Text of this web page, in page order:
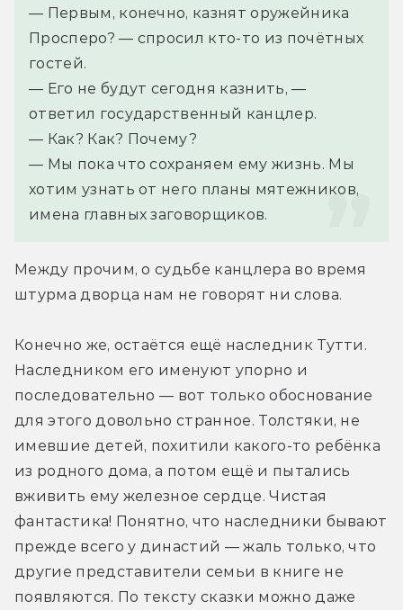
— Первым, конечно, казнят оружейника
Просперо? — спросил кто-то из почётных
гостей.
— Его не будут сегодня казнить, —
ответил государственный канцлер.
— Как? Как? Почему?
— Мы пока что сохраняем ему жизнь. Мы
хотим узнать от него планы мятежников,
имена главных заговорщиков.
Между прочим, о судьбе канцлера во время
штурма дворца нам не говорят ни слова.
Конечно же, остаётся ещё наследник Тутти.
Наследником его именуют упорно и
последовательно — вот только обоснование
для этого довольно странное. Толстяки, не
имевшие детей, похитили какого-то ребёнка
из родного дома, а потом ещё и пытались
вживить ему железное сердце. Чистая
фантастика! Понятно, что наследники бывают
прежде всего у династий — жаль только, что
другие представители семьи в книге не
появляются. По тексту сказки можно даже